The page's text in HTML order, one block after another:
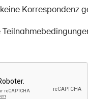
Korrespondenz